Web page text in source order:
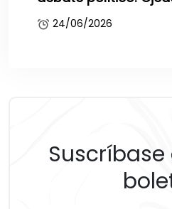
24/06/2026